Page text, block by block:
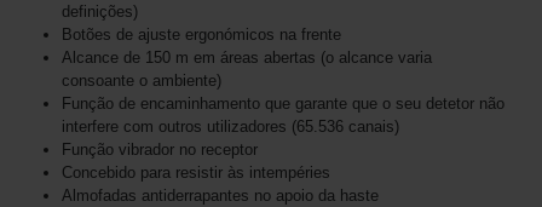
definições)
Botões de ajuste ergonómicos na frente
Alcance de 150 m em áreas abertas (o alcance varia
consoante o ambiente)
Função de encaminhamento que garante que o seu detetor não
interfere com outros utilizadores (65.536 canais)
Função vibrador no receptor
Concebido para resistir às intempéries
Almofadas antiderrapantes no apoio da haste